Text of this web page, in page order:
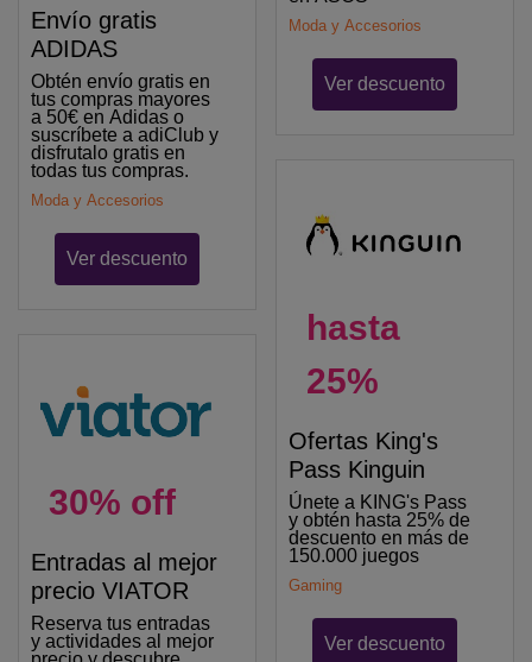
Envío gratis
ADIDAS
Obtén envío gratis en
tus compras mayores
a 50€ en Adidas o
suscríbete a adiClub y
disfrutalo gratis en
todas tus compras.
Moda y Accesorios
Ver descuento
30% off
Entradas al mejor
precio VIATOR
Reserva tus entradas
y actividades al mejor
Moda y Accesorios
Ver descuento
hasta
25%
Ofertas King's
Pass Kinguin
Únete a KING's Pass
y obtén hasta 25% de
descuento en más de
150.000 juegos
Gaming
Ver descuento